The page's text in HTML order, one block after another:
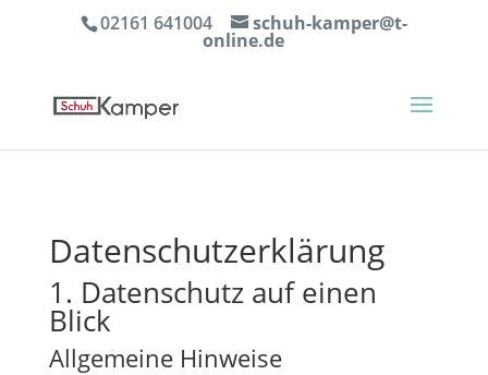
02161 641004 schuh-kamper@t-
online.de
Datenschutz­erklärung
1. Datenschutz auf einen
Blick
Allgemeine Hinweise